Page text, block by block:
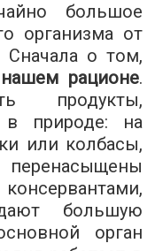
большое
организма от
о том,
рационе.
продукты,
в природе: на
или колбасы,
большую
орган